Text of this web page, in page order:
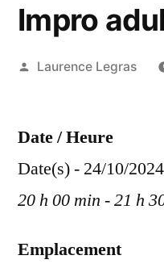
Impro
Publié
Laurence Legras
Date / Heure
Date(s) - 24/10/2024
20 h 00 min - 21 h
Emplacement